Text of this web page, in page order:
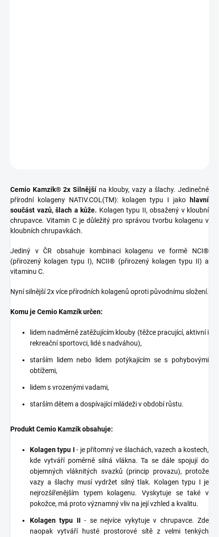
Cemio Kamzík® 2x Silnějšína klouby, vazy a šlachy. Jedinečné
přírodní kolageny NATIV.COL(TM): kolagen typu I jako
hlavní
součást vazů, šlach a kůže. Kolagen typu II, obsažený v kloubní
chrupavce. Vitamin C je důležitý pro správou tvorbu kolagenu v
kloubních chrupavkách.
Jediný v ČR obsahuje kombinaci kolagenu ve formě NCI®
(přirozený kolagen typu I), NCII® (přirozený kolagen typu II) a
vitaminu C.
Nyní silnější 2x více přírodních kolagenů oproti původnímu složení.
Komu je Cemio Kamzík určen:
lidem nadměrně zatěžujícím klouby (těžce pracující, aktivní i
rekreační sportovci, lidé s nadváhou),
starším lidem nebo lidem potýkajícím se s pohybovými
obtížemi,
lidem s vrozenými vadami,
starším dětem a dospívající mládeži v období růstu.
Produkt Cemio Kamzík obsahuje:
Kolagen typu I - je přítomný ve šlachách, vazech a kostech,
kde vytváří poměrně silná vlákna. Ta se dále spojují do
objemných vláknitých svazků (princip provazu), protože
vazy a šlachy musí vydržet silný tlak. Kolagen typu I je
nejrozšířenějším typem kolagenu. Vyskytuje se také v
pokožce, má proto významný vliv na její vzhled a kvalitu.
Kolagen typu II - se nejvíce vykytuje v chrupavce. Zde
naopak vytváří husté prostorové sítě z velmi tenkých